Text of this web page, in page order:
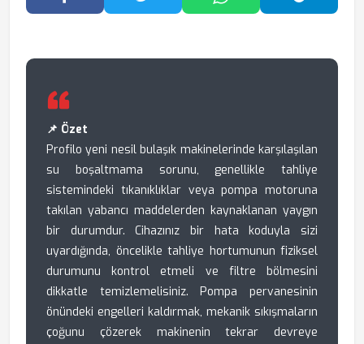
Facebook'ta PaylaşTwitter'da PaylaşWhatsApp'ta Paylaş
📌 Özet
Profilo yeni nesil bulaşık makinelerinde karşılaşılan
su boşaltmama sorunu, genellikle tahliye
sistemindeki tıkanıklıklar veya pompa motoruna
takılan yabancı maddelerden kaynaklanan yaygın
bir durumdur. Cihazınız bir hata koduyla sizi
uyardığında, öncelikle tahliye hortumunun fiziksel
durumunu kontrol etmeli ve filtre bölmesini
dikkatle temizlemelisiniz. Pompa pervanesinin
önündeki engelleri kaldırmak, mekanik sıkışmaların
çoğunu çözerek makinenin tekrar devreye